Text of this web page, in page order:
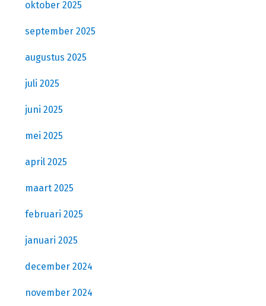
oktober 2025
september 2025
augustus 2025
juli 2025
juni 2025
mei 2025
april 2025
maart 2025
februari 2025
januari 2025
december 2024
november 2024